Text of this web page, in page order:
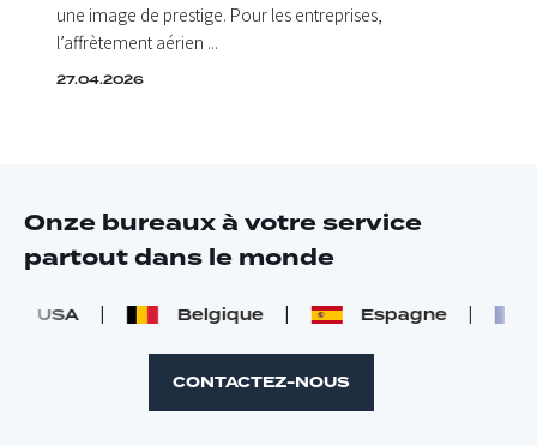
une image de prestige. Pour les entreprises,
l’affrètement aérien ...
27.04.2026
Onze bureaux à votre service
partout dans le monde
USA Belgique Espagne
CONTACTEZ-NOUS